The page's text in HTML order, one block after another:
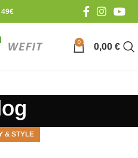
49€
0 0,00 €
& STYLE